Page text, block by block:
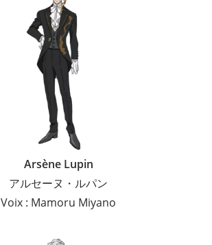
Arsène Lupin
アルセーヌ・ルパン
Voix : Mamoru Miyano